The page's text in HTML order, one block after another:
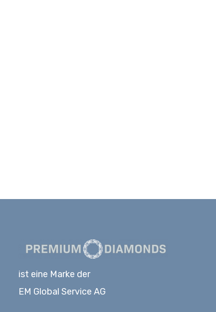
ist eine Marke der
EM Global Service AG